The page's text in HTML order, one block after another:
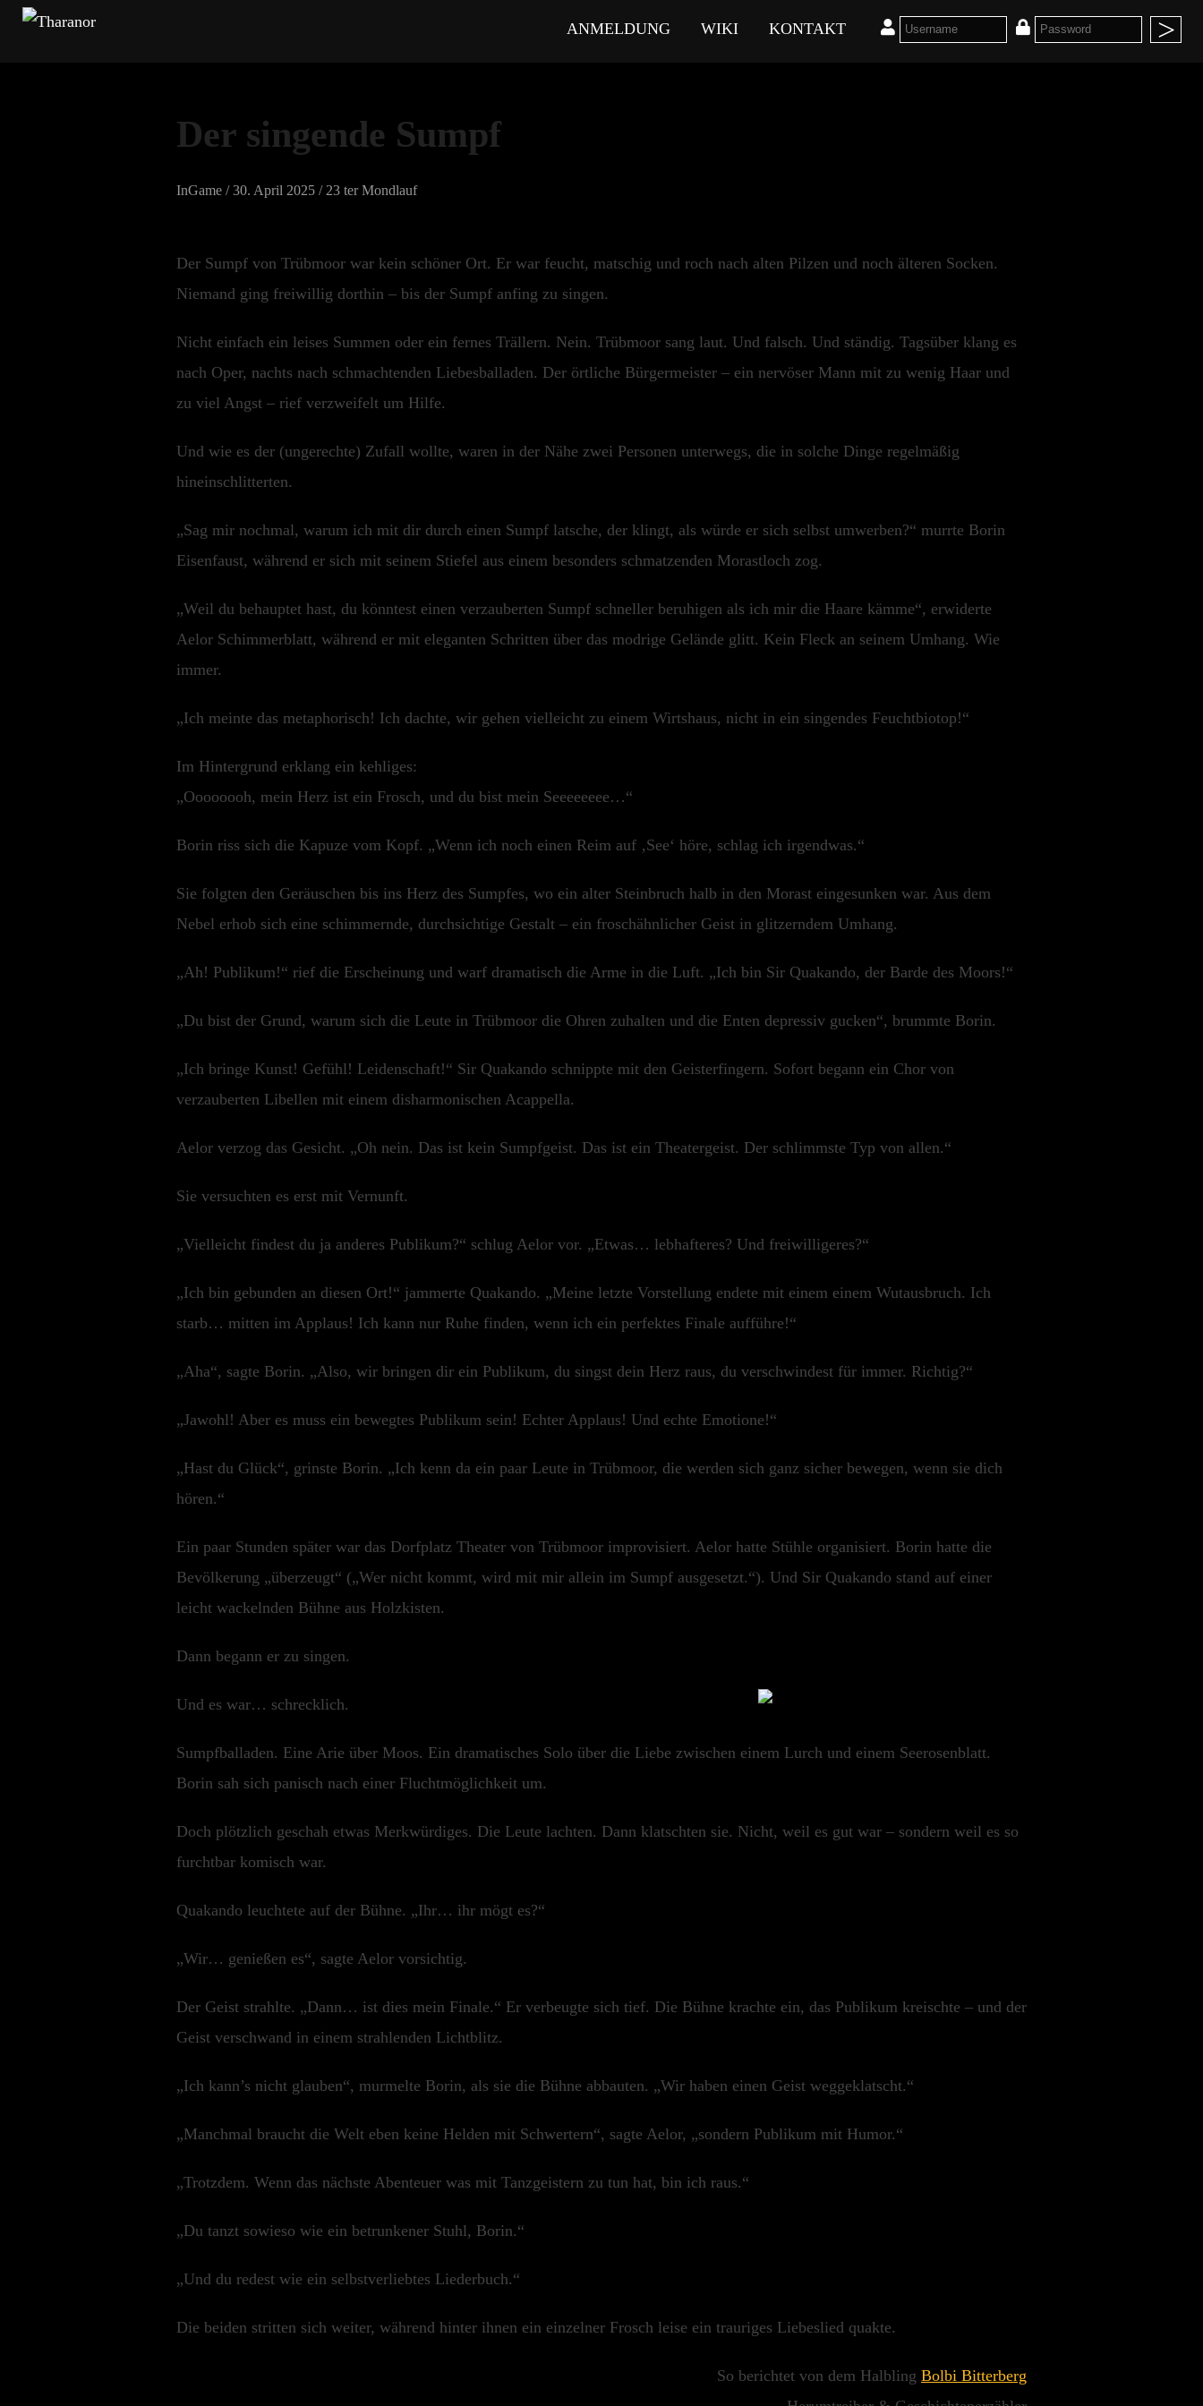
Zum
ANMELDUNG WIKI KONTAKT
Der singende Sumpf
InGame / Veröffentlicht
30. April 2025 / 23 ter Mondlauf
Der Sumpf von Trübmoor war kein schöner Ort. Er war feucht, matschig und roch nach alten Pilzen und noch älteren Socken.
Niemand ging freiwillig dorthin – bis der Sumpf anfing zu singen.
Nicht einfach ein leises Summen oder ein fernes Trällern. Nein. Trübmoor sang laut. Und falsch. Und ständig. Tagsüber klang es
nach Oper, nachts nach schmachtenden Liebesballaden. Der örtliche Bürgermeister – ein nervöser Mann mit zu wenig Haar und
zu viel Angst – rief verzweifelt um Hilfe.
Und wie es der (ungerechte) Zufall wollte, waren in der Nähe zwei Personen unterwegs, die in solche Dinge regelmäßig
hineinschlitterten.
„Sag mir nochmal, warum ich mit dir durch einen Sumpf latsche, der klingt, als würde er sich selbst umwerben?“ murrte Borin
Eisenfaust, während er sich mit seinem Stiefel aus einem besonders schmatzenden Morastloch zog.
„Weil du behauptet hast, du könntest einen verzauberten Sumpf schneller beruhigen als ich mir die Haare kämme“, erwiderte
Aelor Schimmerblatt, während er mit eleganten Schritten über das modrige Gelände glitt. Kein Fleck an seinem Umhang. Wie
immer.
„Ich meinte das metaphorisch! Ich dachte, wir gehen vielleicht zu einem Wirtshaus, nicht in ein singendes Feuchtbiotop!“
Im Hintergrund erklang ein kehliges:
„Oooooooh, mein Herz ist ein Frosch, und du bist mein Seeeeeeee…“
Borin riss sich die Kapuze vom Kopf. „Wenn ich noch einen Reim auf ‚See‘ höre, schlag ich irgendwas.“
Sie folgten den Geräuschen bis ins Herz des Sumpfes, wo ein alter Steinbruch halb in den Morast eingesunken war. Aus dem
Nebel erhob sich eine schimmernde, durchsichtige Gestalt – ein froschähnlicher Geist in glitzerndem Umhang.
„Ah! Publikum!“ rief die Erscheinung und warf dramatisch die Arme in die Luft. „Ich bin Sir Quakando, der Barde des Moors!“
„Du bist der Grund, warum sich die Leute in Trübmoor die Ohren zuhalten und die Enten depressiv gucken“, brummte Borin.
„Ich bringe Kunst! Gefühl! Leidenschaft!“ Sir Quakando schnippte mit den Geisterfingern. Sofort begann ein Chor von
verzauberten Libellen mit einem disharmonischen Acappella.
Aelor verzog das Gesicht. „Oh nein. Das ist kein Sumpfgeist. Das ist ein Theatergeist. Der schlimmste Typ von allen.“
Sie versuchten es erst mit Vernunft.
„Vielleicht findest du ja anderes Publikum?“ schlug Aelor vor. „Etwas… lebhafteres? Und freiwilligeres?“
„Ich bin gebunden an diesen Ort!“ jammerte Quakando. „Meine letzte Vorstellung endete mit einem einem Wutausbruch. Ich
starb… mitten im Applaus! Ich kann nur Ruhe finden, wenn ich ein perfektes Finale aufführe!“
„Aha“, sagte Borin. „Also, wir bringen dir ein Publikum, du singst dein Herz raus, du verschwindest für immer. Richtig?“
„Jawohl! Aber es muss ein bewegtes Publikum sein! Echter Applaus! Und echte Emotione!“
„Hast du Glück“, grinste Borin. „Ich kenn da ein paar Leute in Trübmoor, die werden sich ganz sicher bewegen, wenn sie dich
hören.“
Ein paar Stunden später war das Dorfplatz Theater von Trübmoor improvisiert. Aelor hatte Stühle organisiert. Borin hatte die
Bevölkerung „überzeugt“ („Wer nicht kommt, wird mit mir allein im Sumpf ausgesetzt.“). Und Sir Quakando stand auf einer
leicht wackelnden Bühne aus Holzkisten.
Dann begann er zu singen.
Und es war… schrecklich.
Sumpfballaden. Eine Arie über Moos. Ein dramatisches Solo über die Liebe zwischen einem Lurch und einem Seerosenblatt.
Borin sah sich panisch nach einer Fluchtmöglichkeit um.
Doch plötzlich geschah etwas Merkwürdiges. Die Leute lachten. Dann klatschten sie. Nicht, weil es gut war – sondern weil es so
furchtbar komisch war.
Quakando leuchtete auf der Bühne. „Ihr… ihr mögt es?“
„Wir… genießen es“, sagte Aelor vorsichtig.
Der Geist strahlte. „Dann… ist dies mein Finale.“ Er verbeugte sich tief. Die Bühne krachte ein, das Publikum kreischte – und der
Geist verschwand in einem strahlenden Lichtblitz.
„Ich kann’s nicht glauben“, murmelte Borin, als sie die Bühne abbauten. „Wir haben einen Geist weggeklatscht.“
„Manchmal braucht die Welt eben keine Helden mit Schwertern“, sagte Aelor, „sondern Publikum mit Humor.“
„Trotzdem. Wenn das nächste Abenteuer was mit Tanzgeistern zu tun hat, bin ich raus.“
„Du tanzt sowieso wie ein betrunkener Stuhl, Borin.“
„Und du redest wie ein selbstverliebtes Liederbuch.“
Die beiden stritten sich weiter, während hinter ihnen ein einzelner Frosch leise ein trauriges Liebeslied quakte.
So berichtet von dem Halbling Bolbi Bitterberg